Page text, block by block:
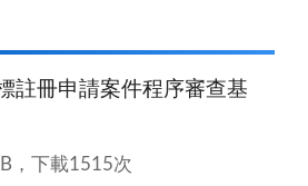
註冊申請案件程序審查基
，下載1515次